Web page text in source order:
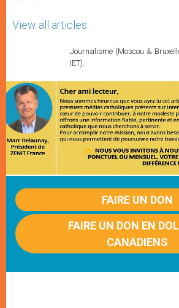
View all articles
Journalisme (Moscou &
IET).
FAIRE UN DON
FAIRE UN DON EN
CANADIENS